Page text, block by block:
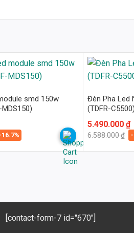
smd 150w
Đèn Pha Led
(TDFR-C5500)
6.588.000₫
Giá
gốc
là:
5.490.000₫
Giá
hiện
tại
5.490.000 ₫.
[contact-form-7 id="670"]